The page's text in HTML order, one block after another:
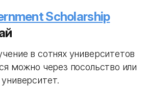
Scholarship
в сотнях университетов
можно через посольство или